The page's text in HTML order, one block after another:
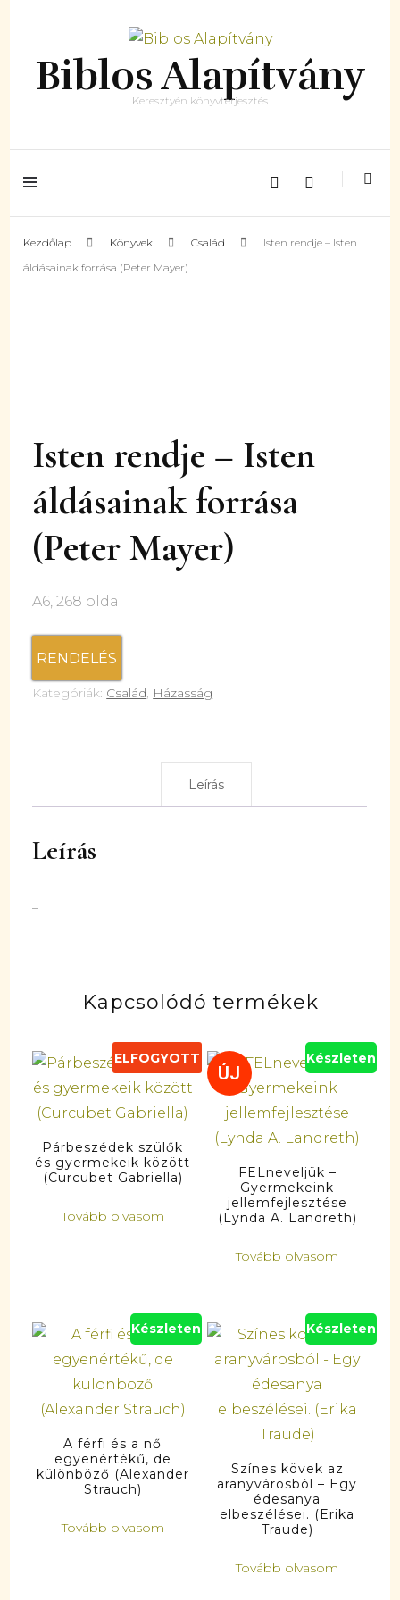
Biblos Alapítvány
Keresztyén könyvterjesztés
Kezdőlap Könyvek Család
Isten rendje – Isten
áldásainak forrása (Peter Mayer)
Isten rendje – Isten
áldásainak forrása
(Peter Mayer)
A6, 268 oldal
RENDELÉS
Kategóriák: Család, Házasság
Leírás
Leírás
–
Kapcsolódó termékek
ELFOGYOTT
Párbeszédek szülők
és gyermekeik között
(Curcubet Gabriella)
Tovább olvasom
ÚJ
Készleten
FELneveljük –
Gyermekeink
jellemfejlesztése
(Lynda A. Landreth)
Tovább olvasom
Készleten
A férfi és a nő
egyenértékű, de
különböző (Alexander
Strauch)
Tovább olvasom
Készleten
Színes kövek az
aranyvárosból – Egy
édesanya
elbeszélései. (Erika
Traude)
Tovább olvasom